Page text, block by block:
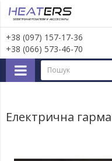
+38 (097) 157-17-36
+38 (066) 573-46-70
Обігрівачі
Електрична